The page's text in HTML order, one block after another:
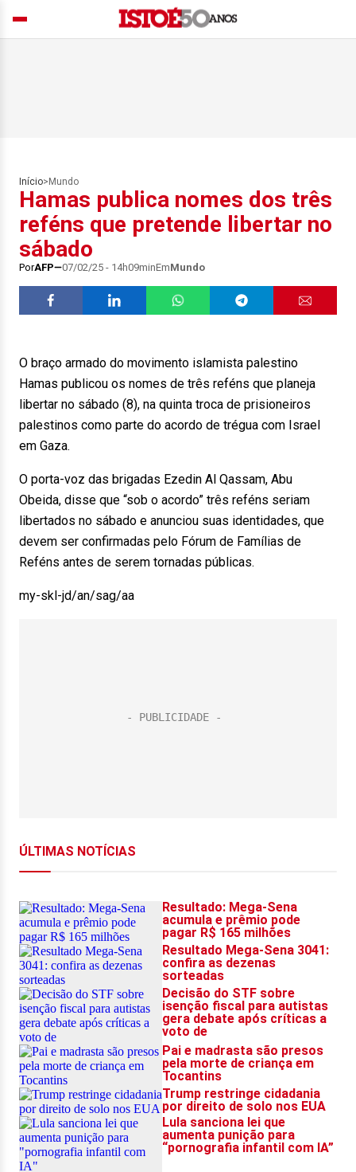
Início> Mundo
Hamas publica nomes dos três
reféns que pretende libertar no
sábado
PorAFP 07/02/25 - 14h09minEmMundo
O braço armado do movimento islamista palestino
Hamas publicou os nomes de três reféns que planeja
libertar no sábado (8), na quinta troca de prisioneiros
palestinos como parte do acordo de trégua com Israel
em Gaza.
O porta-voz das brigadas Ezedin Al Qassam, Abu
Obeida, disse que “sob o acordo” três reféns seriam
libertados no sábado e anunciou suas identidades, que
devem ser confirmadas pelo Fórum de Famílias de
Reféns antes de serem tornadas públicas.
my-skl-jd/an/sag/aa